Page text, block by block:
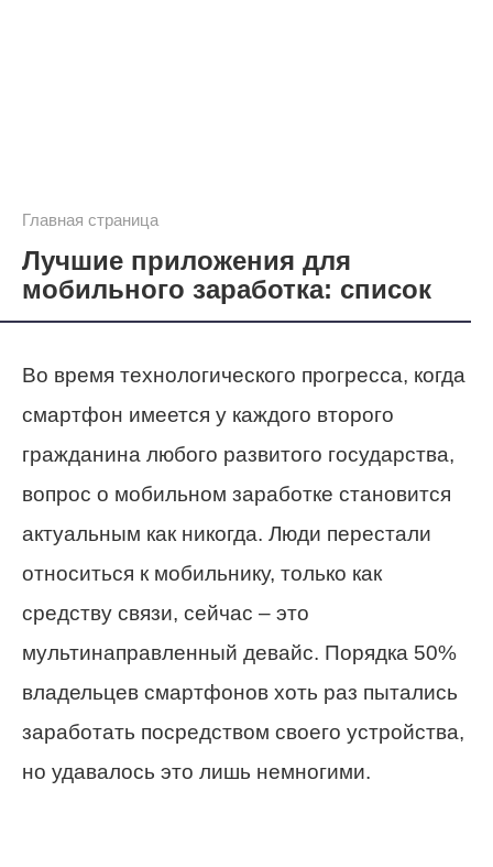
Главная страница
Лучшие приложения для
мобильного заработка: список
Во время технологического прогресса, когда
смартфон имеется у каждого второго
гражданина любого развитого государства,
вопрос о мобильном заработке становится
актуальным как никогда. Люди перестали
относиться к мобильнику, только как
средству связи, сейчас – это
мультинаправленный девайс. Порядка 50%
владельцев смартфонов хоть раз пытались
заработать посредством своего устройства,
но удавалось это лишь немногими.